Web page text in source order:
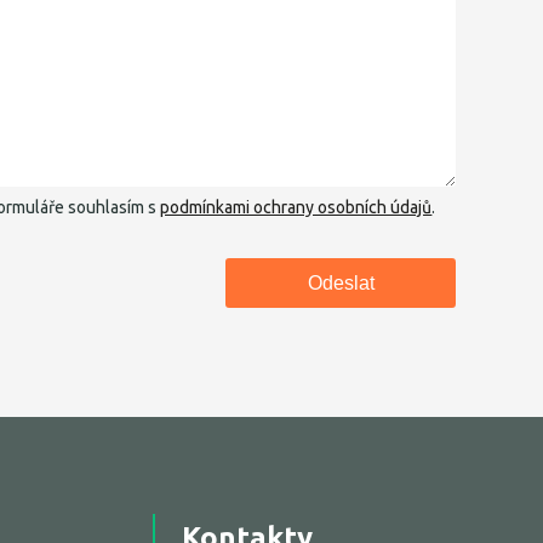
souhlasím spodmínkami ochrany osobních údajů.